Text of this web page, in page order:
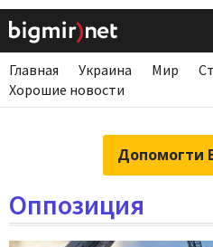
Главная Украина Мир
Хорошие новости
Допомогти
Оппозиция